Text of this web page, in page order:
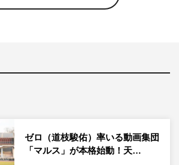
ス－ゼロの革命－』。
”していく勧善懲悪ストーリーは、閉
に一石を投じる、痛快な1時間となっ
ゼロ（道枝駿佑）率いる動画集団
「マルス」が本格始動！天…